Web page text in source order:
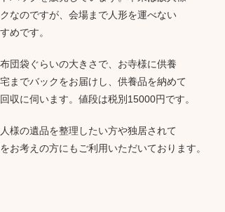
なのですが、会場まで人形を運べない
めです。
団袋ぐらいの大きさで、お寺様に供養
までバックをお届けし、供養品を納めて
収に伺います。値段は税別15000円です。
様の遺品を整理したい方や独居されて
お考えの方にもご利用いただいております。